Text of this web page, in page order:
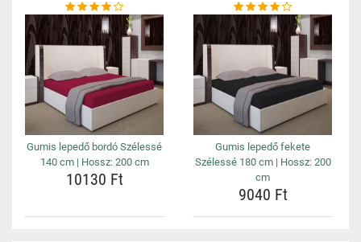
Gumis lepedő bordó Szélessé
140 cm | Hossz: 200 cm
10130 Ft
Gumis lepedő fekete
Szélessé 180 cm | Hossz: 200
cm
9040 Ft